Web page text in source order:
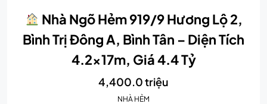
Nhà Ngõ Hẻm 919/9 Hương Lộ 2,
Bình Trị Đông A, Bình Tân – Diện Tích
4.2x17m, Giá 4.4 Tỷ
4,400.0 triệu
NHÀ HẺM